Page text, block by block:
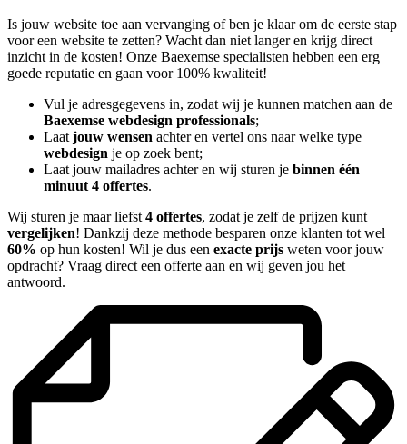
Is jouw website toe aan vervanging of ben je klaar om de eerste stap
voor een website te zetten? Wacht dan niet langer en krijg direct
inzicht in de kosten! Onze Baexemse specialisten hebben een erg
goede reputatie en gaan voor 100% kwaliteit!
Vul je adresgegevens in, zodat wij je kunnen matchen aan de
Baexemse webdesign professionals;
Laat jouw wensen achter en vertel ons naar welke type
webdesign je op zoek bent;
Laat jouw mailadres achter en wij sturen je binnen één
minuut 4 offertes.
Wij sturen je maar liefst 4 offertes, zodat je zelf de prijzen kunt
vergelijken! Dankzij deze methode besparen onze klanten tot wel
60% op hun kosten! Wil je dus een exacte prijs weten voor jouw
opdracht? Vraag direct een offerte aan en wij geven jou het
antwoord.